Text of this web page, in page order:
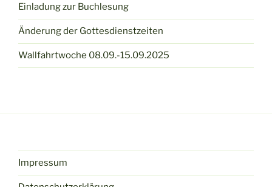
Einladung zur Buchlesung
Änderung der Gottesdienstzeiten
Wallfahrtwoche 08.09.-15.09.2025
Impressum